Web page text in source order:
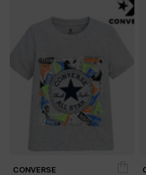
CONVERSE